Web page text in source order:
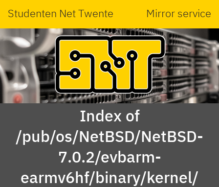
Studenten Net Twente Mirror service
Index of
/pub/os/NetBSD/NetBSD-
7.0.2/evbarm-
earmv6hf/binary/kernel/